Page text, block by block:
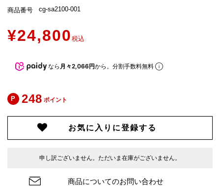
商品番号 cg-sa2100-001
¥24,800 税込
なら 月々2,066円から。分割手数料無料
248 ポイント
お気に入りに登録する
申し訳ございません。ただいま在庫がございません。
商品についてのお問い合わせ